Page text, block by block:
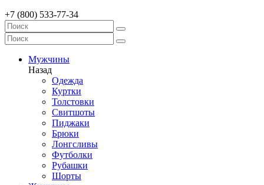
+7 (800) 533-77-34
Мужчины
Назад
Одежда
Куртки
Толстовки
Свитшоты
Пиджаки
Брюки
Лонгсливы
Футболки
Рубашки
Шорты